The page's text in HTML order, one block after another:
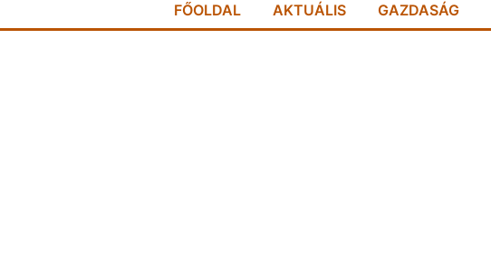
FŐOLDAL AKTUÁLIS GAZDASÁG